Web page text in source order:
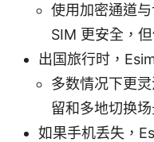
使用加密通道
SIM 更安全，
出国旅行时，
多数情况下更
留和多地切换场
如果手机丢失，